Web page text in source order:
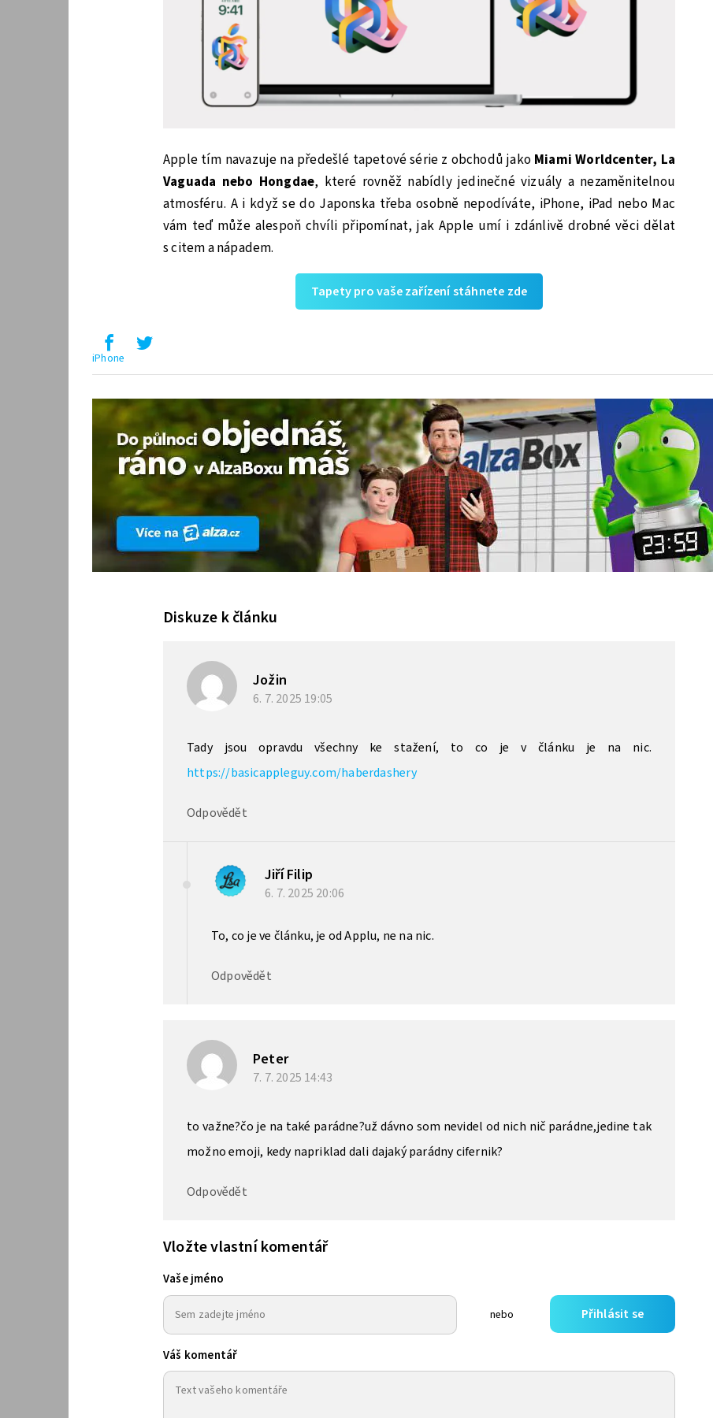
Apple tím navazuje na předešlé tapetové série z obchodů jako Miami Worldcenter, La
Vaguada nebo Hongdae, které rovněž nabídly jedinečné vizuály a nezaměnitelnou
atmosféru. A i když se do Japonska třeba osobně nepodíváte, iPhone, iPad nebo Mac
vám teď může alespoň chvíli připomínat, jak Apple umí i zdánlivě drobné věci dělat
s citem a nápadem.
Tapety pro vaše zařízení stáhnete zde
iPhone
Diskuze k článku
Jožin
6. 7. 2025 19:05
Tady jsou opravdu všechny ke stažení, to co je v článku je na nic.
https://basicappleguy.com/haberdashery
Odpovědět
Jiří Filip
6. 7. 2025 20:06
To, co je ve článku, je od Applu, ne na nic.
Odpovědět
Peter
7. 7. 2025 14:43
to važne?čo je na také parádne?už dávno som nevidel od nich nič parádne,jedine tak
možno emoji, kedy napriklad dali dajaký parádny cifernik?
Odpovědět
Vložte vlastní komentář
Vaše jméno
nebo Přihlásit se
Váš komentář